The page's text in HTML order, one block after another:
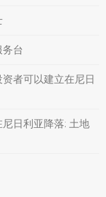
务台
者可以建立在尼日
日利亚降落: 土地